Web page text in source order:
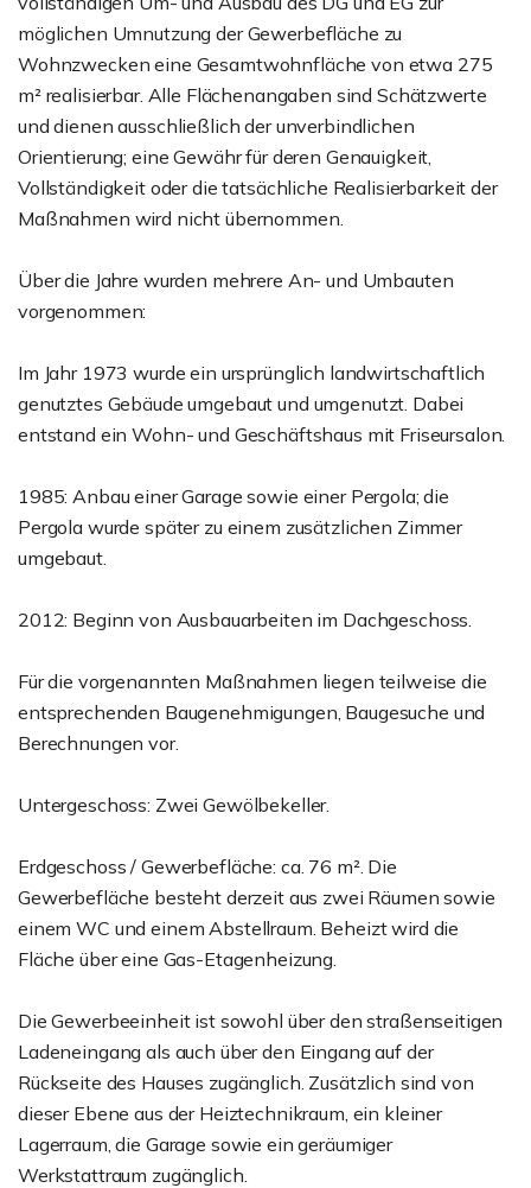
möglichen Umnutzung der Gewerbefläche zu
Wohnzwecken eine Gesamtwohnfläche von etwa 275
m² realisierbar. Alle Flächenangaben sind Schätzwerte
und dienen ausschließlich der unverbindlichen
Orientierung; eine Gewähr für deren Genauigkeit,
Vollständigkeit oder die tatsächliche Realisierbarkeit der
Maßnahmen wird nicht übernommen.
Über die Jahre wurden mehrere An- und Umbauten
vorgenommen:
Im Jahr 1973 wurde ein ursprünglich landwirtschaftlich
genutztes Gebäude umgebaut und umgenutzt. Dabei
entstand ein Wohn- und Geschäftshaus mit Friseursalon.
1985: Anbau einer Garage sowie einer Pergola; die
Pergola wurde später zu einem zusätzlichen Zimmer
umgebaut.
2012: Beginn von Ausbauarbeiten im Dachgeschoss.
Für die vorgenannten Maßnahmen liegen teilweise die
entsprechenden Baugenehmigungen, Baugesuche und
Berechnungen vor.
Untergeschoss: Zwei Gewölbekeller.
Erdgeschoss / Gewerbefläche: ca. 76 m². Die
Gewerbefläche besteht derzeit aus zwei Räumen sowie
einem WC und einem Abstellraum. Beheizt wird die
Fläche über eine Gas-Etagenheizung.
Die Gewerbeeinheit ist sowohl über den straßenseitigen
Ladeneingang als auch über den Eingang auf der
Rückseite des Hauses zugänglich. Zusätzlich sind von
dieser Ebene aus der Heiztechnikraum, ein kleiner
Lagerraum, die Garage sowie ein geräumiger
Werkstattraum zugänglich.